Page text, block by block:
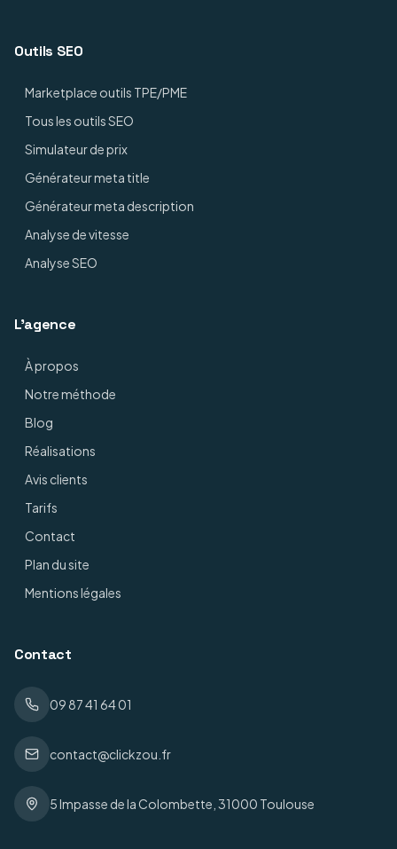
Outils SEO
Marketplace outils TPE/PME
Tous les outils SEO
Simulateur de prix
Générateur meta title
Générateur meta description
Analyse de vitesse
Analyse SEO
L'agence
À propos
Notre méthode
Blog
Réalisations
Avis clients
Tarifs
Contact
Plan du site
Mentions légales
Contact
09 87 41 64 01
contact@clickzou.fr
5 Impasse de la Colombette, 31000 Toulouse